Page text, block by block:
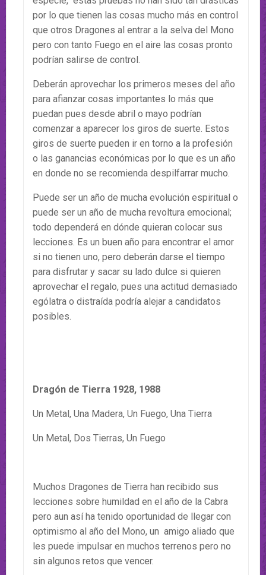
por lo que tienen las cosas mucho más en control
que otros Dragones al entrar a la selva del Mono
pero con tanto Fuego en el aire las cosas pronto
podrían salirse de control.
Deberán aprovechar los primeros meses del año
para afianzar cosas importantes lo más que
puedan pues desde abril o mayo podrían
comenzar a aparecer los giros de suerte. Estos
giros de suerte pueden ir en torno a la profesión
o las ganancias económicas por lo que es un año
en donde no se recomienda despilfarrar mucho.
Puede ser un año de mucha evolución espiritual o
puede ser un año de mucha revoltura emocional;
todo dependerá en dónde quieran colocar sus
lecciones. Es un buen año para encontrar el amor
si no tienen uno, pero deberán darse el tiempo
para disfrutar y sacar su lado dulce si quieren
aprovechar el regalo, pues una actitud demasiado
ególatra o distraída podría alejar a candidatos
posibles.
Dragón de Tierra 1928, 1988
Un Metal, Una Madera, Un Fuego, Una Tierra
Un Metal, Dos Tierras, Un Fuego
Muchos Dragones de Tierra han recibido sus
lecciones sobre humildad en el año de la Cabra
pero aun así ha tenido oportunidad de llegar con
optimismo al año del Mono, un amigo aliado que
les puede impulsar en muchos terrenos pero no
sin algunos retos que vencer.